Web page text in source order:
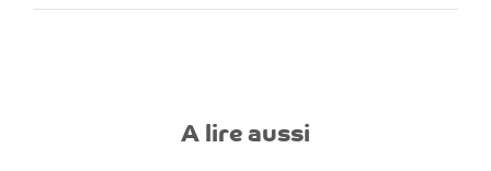
A lire aussi